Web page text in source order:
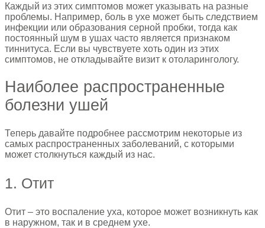
Каждый из этих симптомов может указывать на разные
проблемы. Например, боль в ухе может быть следствием
инфекции или образования серной пробки, тогда как
постоянный шум в ушах часто является признаком
тиннитуса. Если вы чувствуете хоть один из этих
симптомов, не откладывайте визит к отоларингологу.
Наиболее распространенные
болезни ушей
Теперь давайте подробнее рассмотрим некоторые из
самых распространенных заболеваний, с которыми
может столкнуться каждый из нас.
1. Отит
Отит – это воспаление уха, которое может возникнуть как
в наружном, так и в среднем ухе.